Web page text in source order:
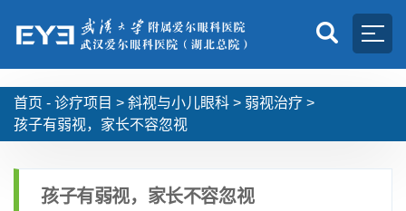
首页 - 诊疗项目 > 斜视与小儿眼科 > 弱视治疗 >
孩子有弱视，家长不容忽视
孩子有弱视，家长不容忽视